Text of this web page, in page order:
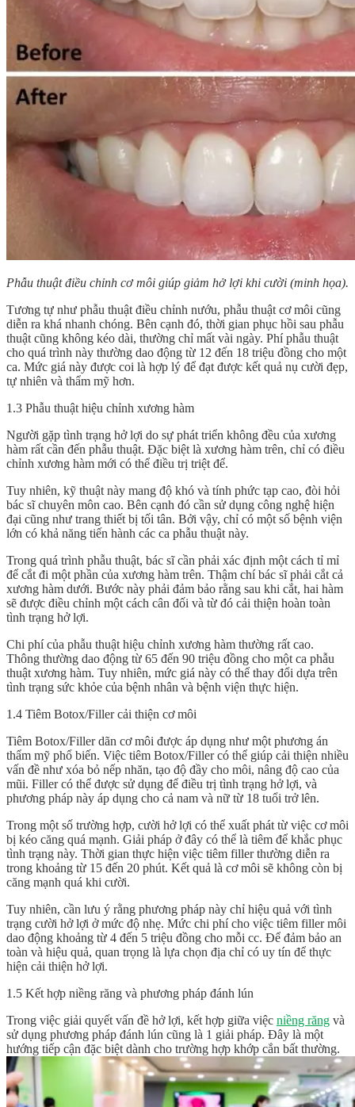
Phẫu thuật điều chỉnh cơ môi giúp giảm hở lợi khi cười (minh họa).
Tương tự như phẫu thuật điều chỉnh nướu, phẫu thuật cơ môi cũng
diễn ra khá nhanh chóng. Bên cạnh đó, thời gian phục hồi sau phẫu
thuật cũng không kéo dài, thường chỉ mất vài ngày. Phí phẫu thuật
cho quá trình này thường dao động từ 12 đến 18 triệu đồng cho một
ca. Mức giá này được coi là hợp lý để đạt được kết quả nụ cười đẹp,
tự nhiên và thẩm mỹ hơn.
1.3 Phẫu thuật hiệu chỉnh xương hàm
Người gặp tình trạng hở lợi do sự phát triển không đều của xương
hàm rất cần đến phẫu thuật. Đặc biệt là xương hàm trên, chỉ có điều
chỉnh xương hàm mới có thể điều trị triệt để.
Tuy nhiên, kỹ thuật này mang độ khó và tính phức tạp cao, đòi hỏi
bác sĩ chuyên môn cao. Bên cạnh đó cần sử dụng công nghệ hiện
đại cũng như trang thiết bị tối tân. Bởi vậy, chỉ có một số bệnh viện
lớn có khả năng tiến hành các ca phẫu thuật này.
Trong quá trình phẫu thuật, bác sĩ cần phải xác định một cách tỉ mỉ
để cắt đi một phần của xương hàm trên. Thậm chí bác sĩ phải cắt cả
xương hàm dưới. Bước này phải đảm bảo rằng sau khi cắt, hai hàm
sẽ được điều chỉnh một cách cân đối và từ đó cải thiện hoàn toàn
tình trạng hở lợi.
Chi phí của phẫu thuật hiệu chỉnh xương hàm thường rất cao.
Thông thường dao động từ 65 đến 90 triệu đồng cho một ca phẫu
thuật xương hàm. Tuy nhiên, mức giá này có thể thay đổi dựa trên
tình trạng sức khỏe của bệnh nhân và bệnh viện thực hiện.
1.4 Tiêm Botox/Filler cải thiện cơ môi
Tiêm Botox/Filler dãn cơ môi được áp dụng như một phương án
thẩm mỹ phổ biến. Việc tiêm Botox/Filler có thể giúp cải thiện nhiều
vấn đề như xóa bỏ nếp nhăn, tạo độ đầy cho môi, nâng độ cao của
mũi. Filler có thể được sử dụng để điều trị tình trạng hở lợi, và
phương pháp này áp dụng cho cả nam và nữ từ 18 tuổi trở lên.
Trong một số trường hợp, cười hở lợi có thể xuất phát từ việc cơ môi
bị kéo căng quá mạnh. Giải pháp ở đây có thể là tiêm để khắc phục
tình trạng này. Thời gian thực hiện việc tiêm filler thường diễn ra
trong khoảng từ 15 đến 20 phút. Kết quả là cơ môi sẽ không còn bị
căng mạnh quá khi cười.
Tuy nhiên, cần lưu ý rằng phương pháp này chỉ hiệu quả với tình
trạng cười hở lợi ở mức độ nhẹ. Mức chi phí cho việc tiêm filler môi
dao động khoảng từ 4 đến 5 triệu đồng cho mỗi cc. Để đảm bảo an
toàn và hiệu quả, quan trọng là lựa chọn địa chỉ có uy tín để thực
hiện cải thiện hở lợi.
1.5 Kết hợp niềng răng và phương pháp đánh lún
Trong việc giải quyết vấn đề hở lợi, kết hợp giữa việc niềng răng và
sử dụng phương pháp đánh lún cũng là 1 giải pháp. Đây là một
hướng tiếp cận đặc biệt dành cho trường hợp khớp cắn bất thường.